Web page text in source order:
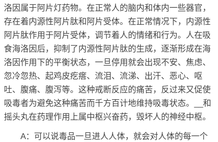
洛因属于阿片灯药物。在正常人的脑内和体内一些器官，
存在着内源性阿片肽和阿片受体。在正常情况下，内源性
阿片肽作用于阿片受体，调节着人的情绪和行为。人在吸
食海洛因后，抑制了内源性阿片肽的生成，逐渐形成在海
洛因作用下的平衡状态，一旦停用就会出现不安、焦虑、
忽冷忽热、起鸡皮疙瘩、流泪、流涕、出汗、恶心、呕
吐、腹痛、腹泻等。这种戒断反应的痛苦，反过来又促使
吸毒者为避免这种痛苦而千方百计地维持吸毒状态。__和
摇头丸在药理作用上属中枢兴奋药，毁坏人的神经中枢。
A：可以说毒品一旦进人人体，就会对人体的每一个